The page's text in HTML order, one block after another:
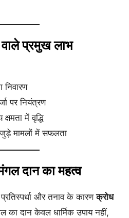
प्रमुख लाभ
निवारण
पर नियंत्रण
में वृद्धि
मामलों में सफलता
दान का महत्व
और तनाव के कारणक्रोध
का दान केवल धार्मिक उपाय नहीं,